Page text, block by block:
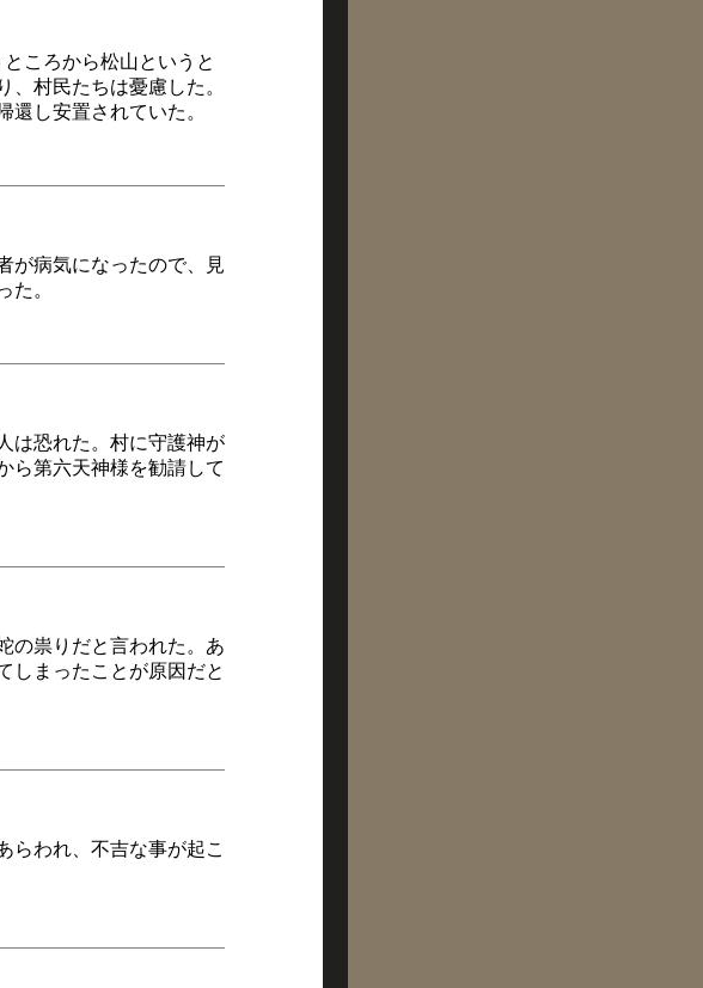
ころから松山というと
、村民たちは憂慮した。
還し安置されていた。
が病気になったので、見
た。
は恐れた。村に守護神が
ら第六天神様を勧請して
の祟りだと言われた。あ
しまったことが原因だと
らわれ、不吉な事が起こ